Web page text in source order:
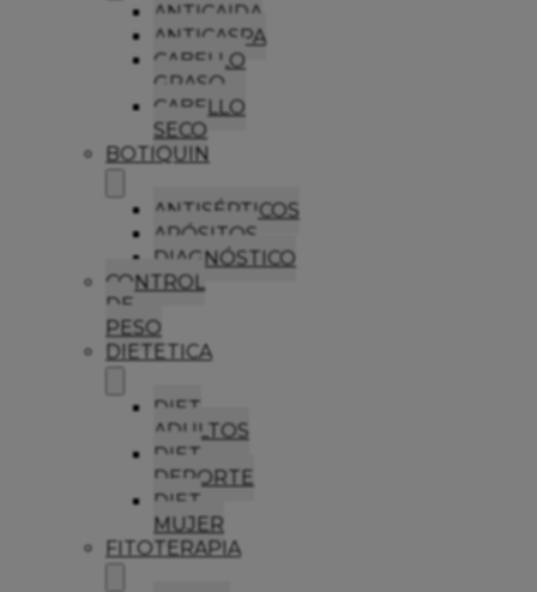
ANTICAIDA
ANTICASPA
CABELLO
GRASO
CABELLO
SECO
BOTIQUIN
ANTISÉPTICOS
APÓSITOS
DIAGNÓSTICO
CONTROL
DE
PESO
DIETETICA
DIET
ADULTOS
DIET
DEPORTE
DIET
MUJER
FITOTERAPIA